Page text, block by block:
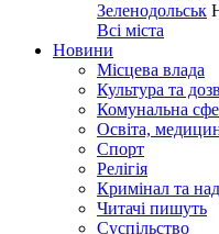
Зеленодольськ
Всі міста
Новини
Місцева влада
Культура та
Комунальна
Освіта,
Спорт
Релігія
Кримінал та
Читачі пишуть
Суспільство